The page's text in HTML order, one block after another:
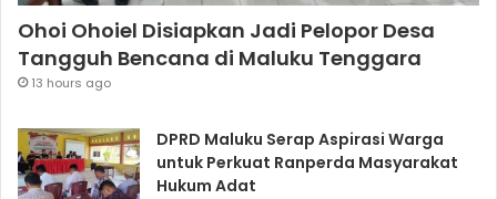
Ohoi Ohoiel Disiapkan Jadi Pelopor Desa
Tangguh Bencana di Maluku Tenggara
13 hours ago
DPRD Maluku Serap Aspirasi Warga
untuk Perkuat Ranperda Masyarakat
Hukum Adat